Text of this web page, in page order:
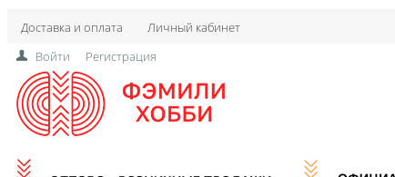
Доставка и оплата Личный кабинет
Войти Регистрация